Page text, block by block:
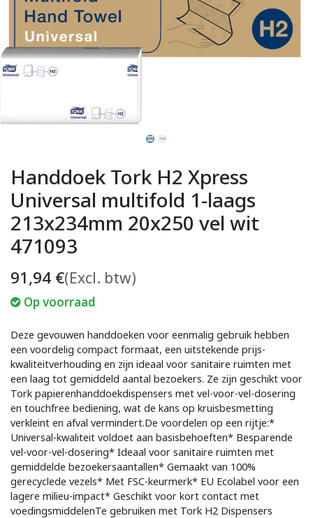
Handdoek Tork H2 Xpress
Universal multifold 1-laags
213x234mm 20x250 vel wit
471093
91,94 €(Excl. btw)
Op voorraad
Deze gevouwen handdoeken voor eenmalig gebruik hebben
een voordelig compact formaat, een uitstekende prijs-
kwaliteitverhouding en zijn ideaal voor sanitaire ruimten met
een laag tot gemiddeld aantal bezoekers. Ze zijn geschikt voor
Tork papierenhanddoekdispensers met vel-voor-vel-dosering
en touchfree bediening, wat de kans op kruisbesmetting
verkleint en afval vermindert.De voordelen op een rijtje:*
Universal-kwaliteit voldoet aan basisbehoeften* Besparende
vel-voor-vel-dosering* Ideaal voor sanitaire ruimten met
gemiddelde bezoekersaantallen* Gemaakt van 100%
gerecyclede vezels* Met FSC-keurmerk* EU Ecolabel voor een
lagere milieu-impact* Geschikt voor kort contact met
voedingsmiddelenTe gebruiken met Tork H2 Dispensers